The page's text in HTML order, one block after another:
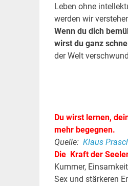
Leben ohne
werden wir
Wenn du dich
wirst du ganz
der Welt
Du wirst lernen,
mehr begegnen.
Quelle: Klaus
Die Kraft der
Kummer,
Sex und stärkeren